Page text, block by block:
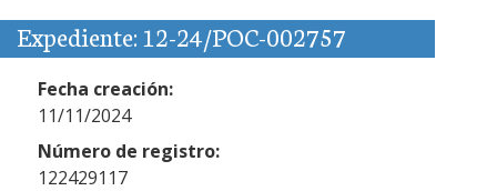
Expediente: 12-24/POC-002757
Fecha creación:
11/11/2024
Número de registro:
122429117